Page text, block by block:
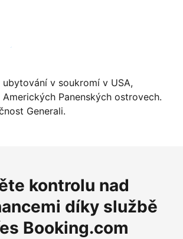
už dnes
v soukromí v USA,
Panenských ostrovech.
Generali.
kontrolu nad
díky službě
Booking.com